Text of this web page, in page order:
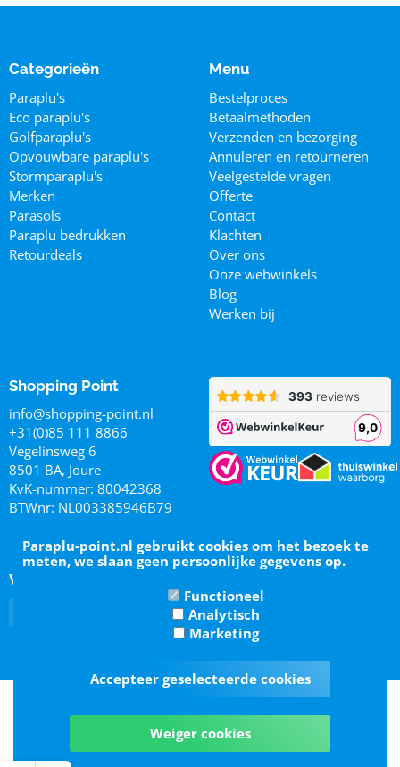
Categorieën
Paraplu's
Eco paraplu's
Golfparaplu's
Opvouwbare paraplu's
Stormparaplu's
Merken
Parasols
Paraplu bedrukken
Retourdeals
Menu
Bestelproces
Betaalmethoden
Verzenden en bezorging
Annuleren en retourneren
Veelgestelde vragen
Offerte
Contact
Klachten
Over ons
Onze webwinkels
Blog
Werken bij
Volg ons op
Shopping Point
info@shopping-point.nl
+31(0)85 111 8866
Vegelinsweg 6
8501 BA, Joure
KvK-nummer: 80042368
BTWnr: NL003385946B79
Privacy policy | Review policy
Paraplu-point.nl gebruikt cookies om het bezoek te
meten, we slaan geen persoonlijke gegevens op.
Functioneel
Analytisch
Marketing
Accepteer geselecteerde cookies
Weiger cookies